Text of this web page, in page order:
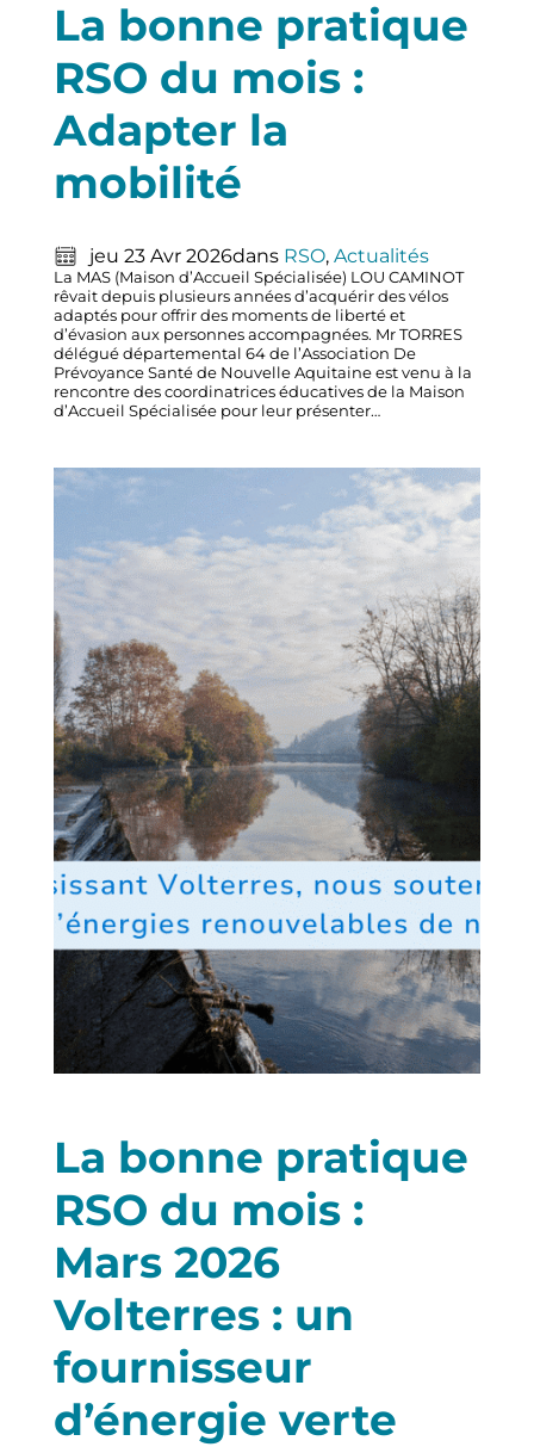
La bonne pratique
RSO du mois :
Adapter la
mobilité
jeu 23 Avr 2026dans RSO, Actualités
La MAS (Maison d’Accueil Spécialisée) LOU CAMINOT
rêvait depuis plusieurs années d’acquérir des vélos
adaptés pour offrir des moments de liberté et
d’évasion aux personnes accompagnées. Mr TORRES
délégué départemental 64 de l’Association De
Prévoyance Santé de Nouvelle Aquitaine est venu à la
rencontre des coordinatrices éducatives de la Maison
d’Accueil Spécialisée pour leur présenter…
La bonne pratique
RSO du mois :
Mars 2026
Volterres : un
fournisseur
d’énergie verte